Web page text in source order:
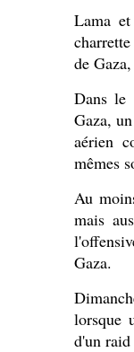
Lama
de
Dans le
Gaza,
aérien
mêmes
Au
mais
Gaza.
lorsque
d'un